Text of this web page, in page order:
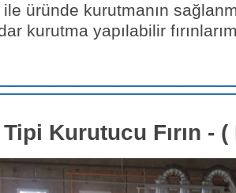
üründe kurutmanın
kurutma yapılabilir
Kurutucu Fırın -